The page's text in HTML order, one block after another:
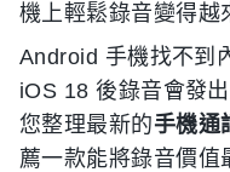
機上輕鬆錄音變得越
Android 手機找不到
iOS 18 後錄音會發
您整理最新的手機通
薦一款能將錄音價